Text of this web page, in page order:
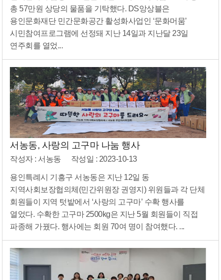
총 57만원 상당의 물품을 기탁했다. DS앙상블은
용인문화재단 민간문화공간 활성화사업인 ‘문화머뭄’
시민참여프로그램에 선정돼 지난 14일과 지난달 23일
연주회를 열었...
서농동, 사랑의 고구마 나눔 행사
작성자 : 서농동 작성일 : 2023-10-13
용인특례시 기흥구 서농동은 지난 12일 동
지역사회보장협의체(민간위원장 권영지) 위원들과 각 단체
회원들이 지역 텃밭에서 ‘사랑의 고구마’ 수확 행사를
열었다. 수확한 고구마 2500kg은 지난 5월 회원들이 직접
파종해 가꿨다. 행사에는 회원 70여 명이 참여했다. ...